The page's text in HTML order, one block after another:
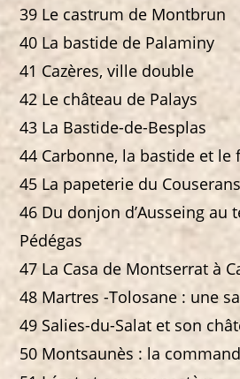
39 Le castrum de Montbrun
40 La bastide de Palaminy
41 Cazères, ville double
42 Le château de Palays
43 La Bastide-de-Besplas
44 Carbonne, la bastide et le
45 La papeterie du Couserans
46 Du donjon d’Ausseing au
Pédégas
47 La Casa de Montserrat à
48 Martres -Tolosane : une
49 Salies-du-Salat et son
50 Montsaunès : la